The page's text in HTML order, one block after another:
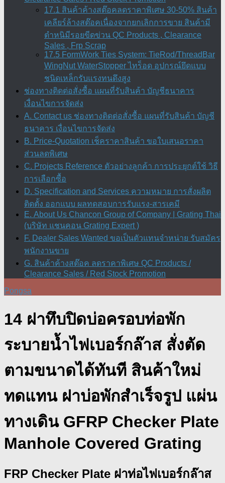
17.1 สินค้าค้างสต๊อคลดราคาพิเศษ 30-50% สินค้า
เคลียร์ล้างสต๊อคเนื่องจากยกเลิกการขาย สินค้ามี
ตำหนิมีรอยขีดข่วน QC Products , Clearance
Sales , Frp Scrap
17.5 FormWork Ties System: TieRod/ThreadBar
WingNut WaterStopper ไทร็อด อุปกรณ์ยึดแบบ
ชนิดเหล็กรับแรงทนดึงสูง
ช่องทางติดต่อสั่งซื้อ แผนที่รับสินค้า บัญชีธนาคาร
เงื่อนไขการจัดส่ง
A. Contact us ช่องทางติดต่อสั่งซื้อ แผนที่รับสินค้า บัญชี
ธนาคาร เงื่อนไขการจัดส่ง
B. Price-Quotation เช็คราคาสินค้า ขอใบเสนอราคา
ส่วนลดพิเศษ
C. Projects Reference ตัวอย่างลูกค้า การประยุกต์ใช้ วิธี
การเลือกซื้อ
D. Specification and Services ความหมาย การสั่งผลิต
ติดตั้ง ออกแบบ ผลทดสอบการรับแรง-สารเคมี
E. About Us Chancon Group of Company | Grating Thai
(บริษัท แชนคอน Grating Expert )
F. Dealer Sales Wanted ขอเป็นตัวแทนจำหน่าย รับสมัคร
พนักงานขาย
G. สินค้าค้างสต๊อค ลดราคาพิเศษ QC Products /
Clearance Sales / Red Stock Promotion
Pongsa
14 ฝาทึบปิดบ่อครอบท่อพัก
ระบายน้ำไฟเบอร์กล๊าส สั่งตัด
ตามขนาดได้ทันที สินค้าใหม่
ทดแทน ฝาบ่อพักสําเร็จรูป แผ่น
ทางเดิน GFRP Checker Plate
Manhole Covered Grating
FRP Checker Plate ฝาท่อไฟเบอร์กล๊าส